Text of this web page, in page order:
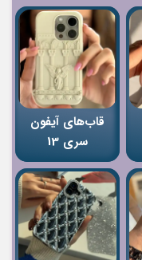
قاب‌های آیفون
سری 13